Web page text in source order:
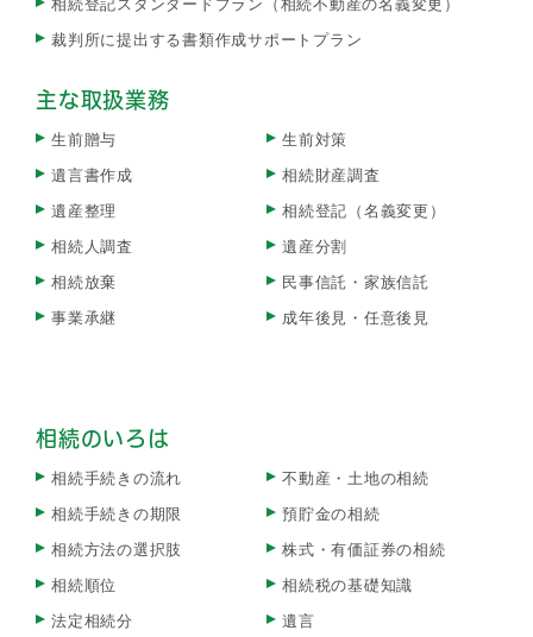
相続登記スタンダードプラン（相続不動産の名義変更）
裁判所に提出する書類作成サポートプラン
主な取扱業務
生前贈与
遺言書作成
遺産整理
相続人調査
相続放棄
事業承継
生前対策
相続財産調査
相続登記（名義変更）
遺産分割
民事信託・家族信託
成年後見・任意後見
相続のいろは
相続手続きの流れ
相続手続きの期限
相続方法の選択肢
相続順位
法定相続分
不動産・土地の相続
預貯金の相続
株式・有価証券の相続
相続税の基礎知識
遺言